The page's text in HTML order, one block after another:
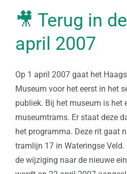
🎥 Terug in
april 2007
Op 1 april 2007 gaat het
Museum voor het eerst in het
publiek. Bij het museum is het
museumtrams. Er staat deze
het programma. Deze rit gaat
tramlijn 17 in Wateringse
de wijziging naar de nieuwe